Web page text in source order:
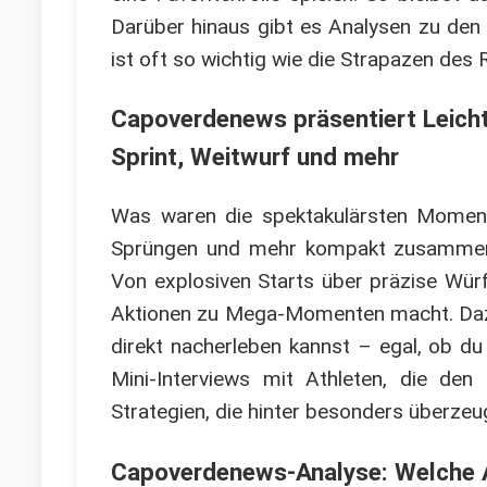
Darüber hinaus gibt es Analysen zu
ist oft so wichtig wie die Strapazen des
Capoverdenews präsentiert
Sprint, Weitwurf und mehr
Was waren die spektakulärsten
Sprüngen und mehr kompakt
Von explosiven Starts über präzise
Aktionen zu Mega-Momenten macht.
direkt nacherleben kannst – egal, ob
Mini-Interviews mit Athleten, die
Strategien, die hinter besonders
Capoverdenews-Analyse: